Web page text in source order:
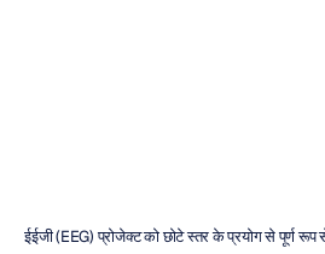
ईईजी (EEG) प्रोजेक्ट को छोटे स्तर के प्रयोग से पूर्ण